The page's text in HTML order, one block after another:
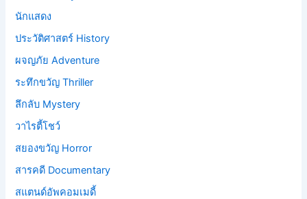
นักแสดง
ประวัติศาสตร์ History
ผจญภัย Adventure
ระทึกขวัญ Thriller
ลึกลับ Mystery
วาไรตี้โชว์
สยองขวัญ Horror
สารคดี Documentary
สแตนด์อัพคอมเมดี้